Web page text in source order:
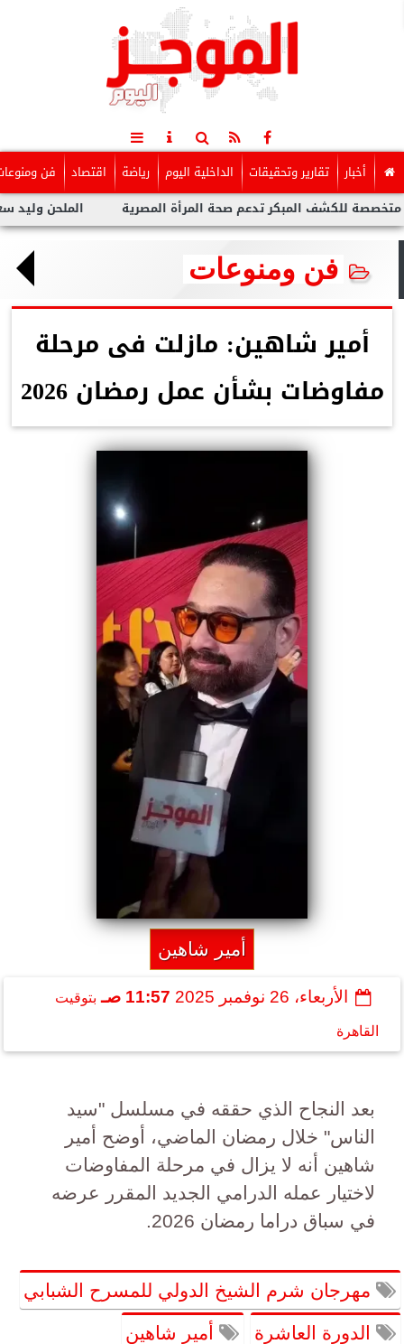
أخبار تقارير وتحقيقات الداخلية اليوم رياضة اقتصاد فن
الملحن وليد سعد : أزمة المبكر تدعم صحة المرأة المصرية
فن ومنوعات
أمير شاهين: مازلت فى مرحلة
مفاوضات بشأن عمل رمضان 2026
أمير شاهين
الأربعاء، 26 نوفمبر 2025 11:57 صـ بتوقيت
القاهرة
بعد النجاح الذي حققه في مسلسل "سيد
الناس" خلال رمضان الماضي، أوضح أمير
شاهين أنه لا يزال في مرحلة المفاوضات
لاختيار عمله الدرامي الجديد المقرر عرضه
في سباق دراما رمضان 2026.
مهرجان شرم الشيخ الدولي للمسرح الشبابي
الدورة العاشرة أمير شاهين